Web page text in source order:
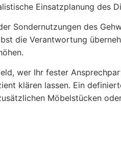
Einsatzplanung des
Sondernutzungen des
die Verantwortung
wer Ihr fester
klären lassen. Ein
Möbelstücken